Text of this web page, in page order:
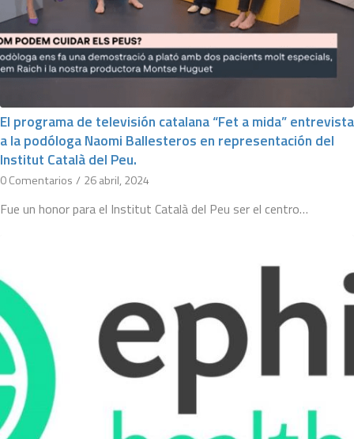
El programa de televisión catalana “Fet a mida” entrevista
a la podóloga Naomi Ballesteros en representación del
Institut Català del Peu.
0 Comentarios / 26 abril, 2024
Fue un honor para el Institut Català del Peu ser el centro…